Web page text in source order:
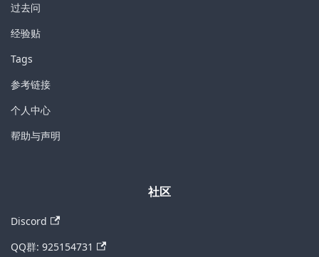
过去问
经验贴
Tags
参考链接
个人中心
帮助与声明
社区
Discord
QQ群: 925154731